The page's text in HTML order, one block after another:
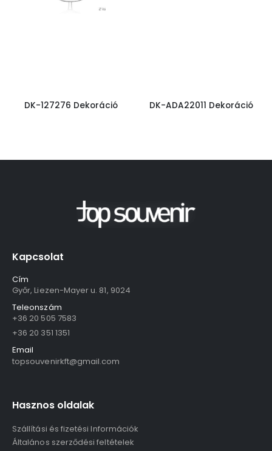
DK-127276 Dekoráció DK-ADA22011 Dekoráció
Kapcsolat
Cím
Győr, Liezen-Mayer u. 81, 9024
Teleonszám
+36 20 505 7583
+36 20 351 1351
Email
topsouvenirkft@gmail.com
Hasznos oldalak
Szállítási és fizetési Információk
Általános szerződési feltételek